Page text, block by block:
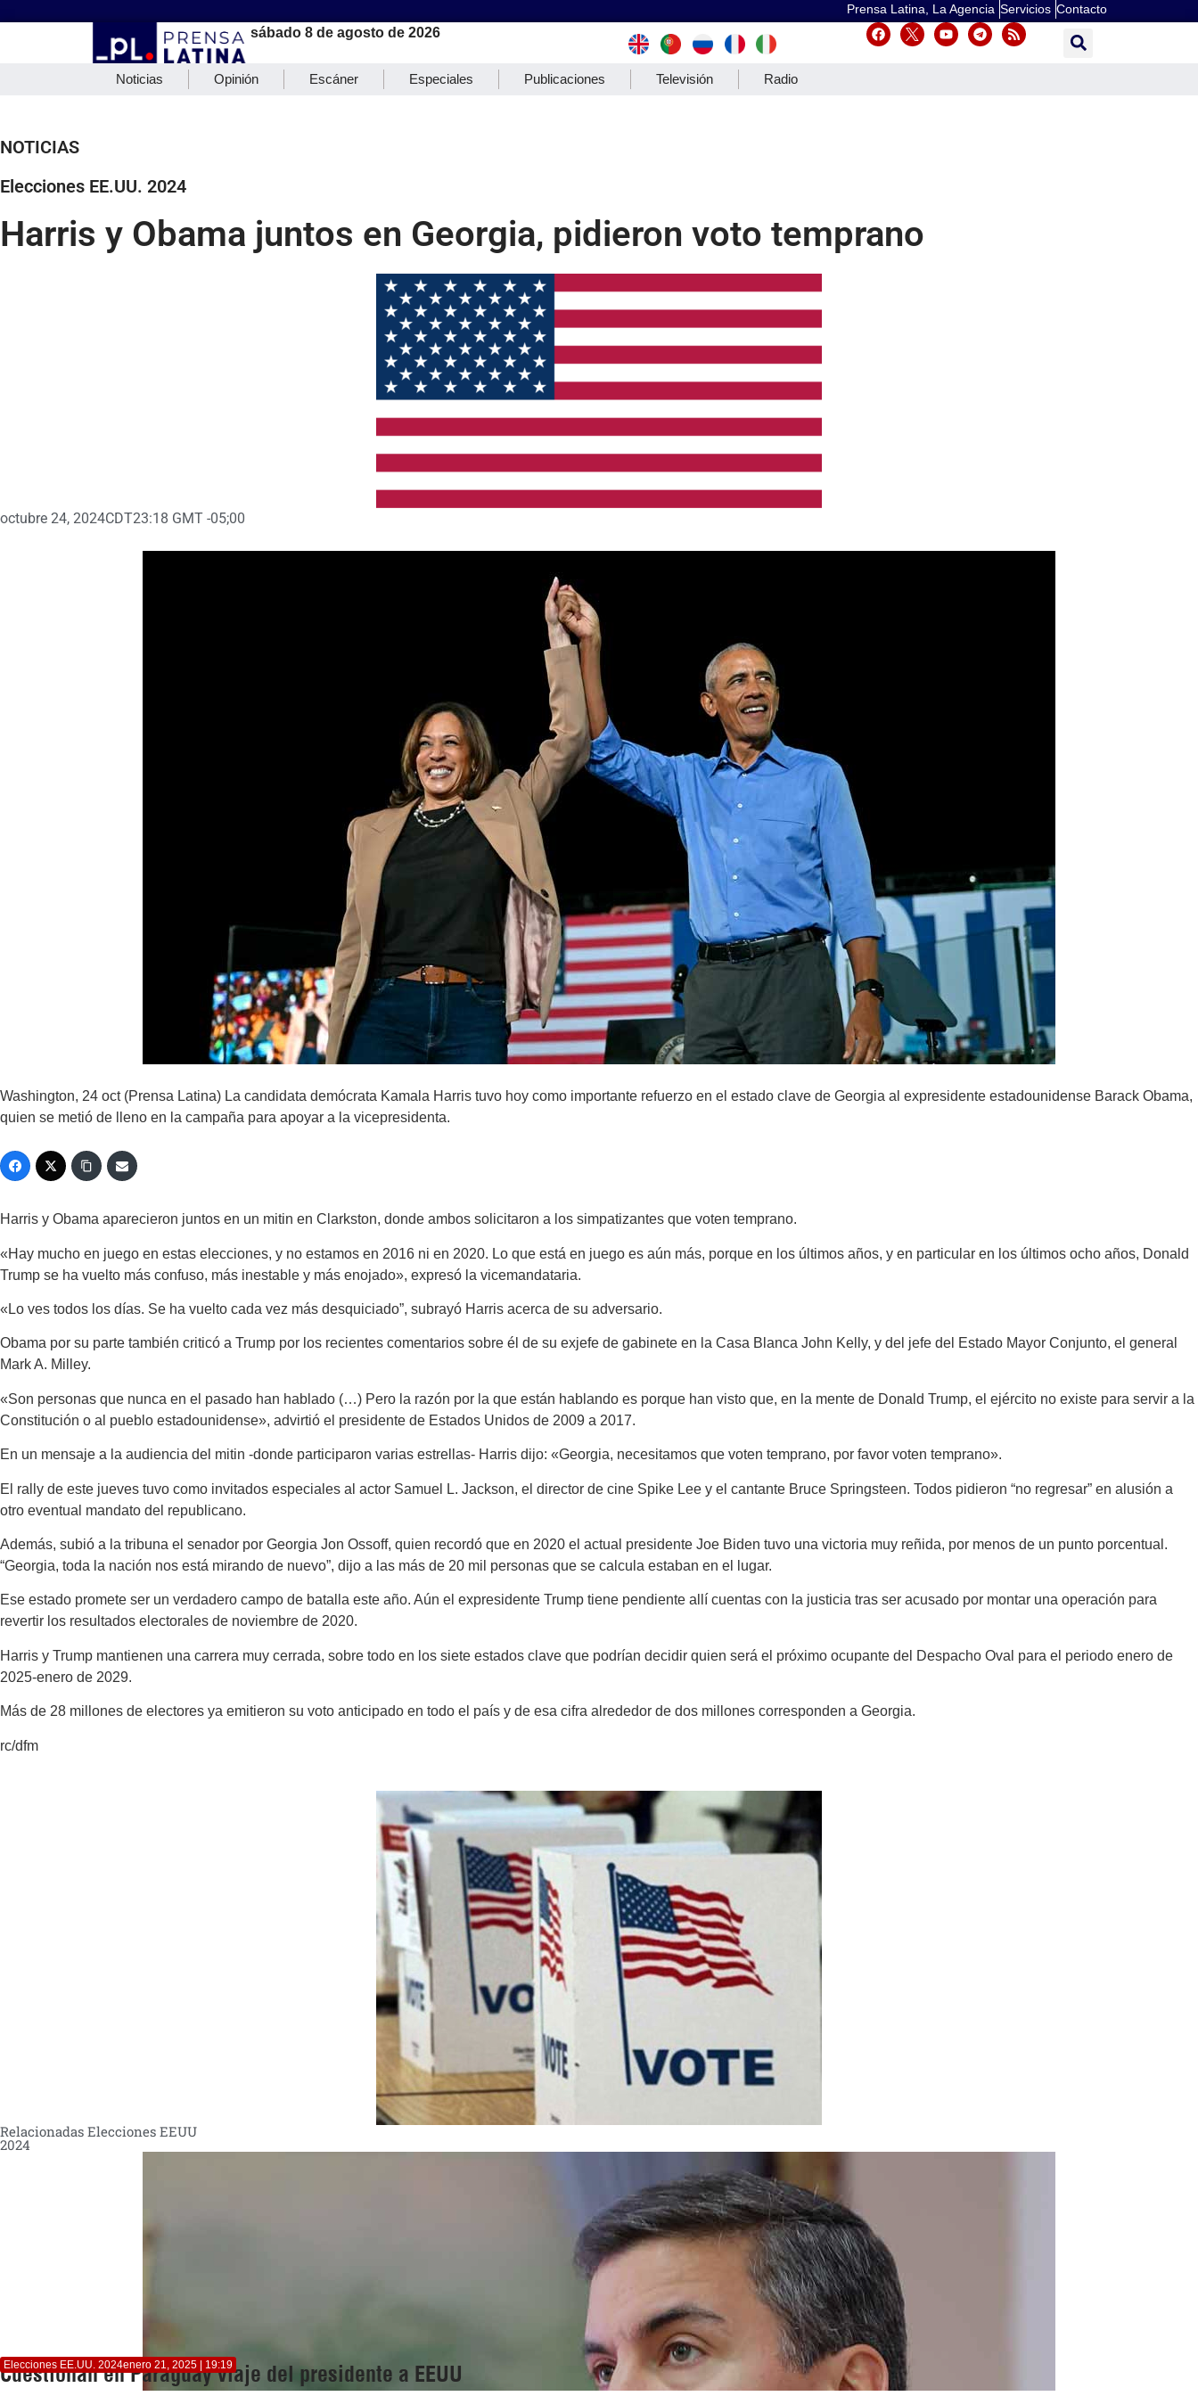
Prensa Latina, La Agencia Servicios Contacto
sábado 8 de agosto de 2026
Noticias Opinión Escáner Especiales Publicaciones Televisión Radio
NOTICIAS
Elecciones EE.UU. 2024
Harris y Obama juntos en Georgia, pidieron voto temprano
octubre 24, 2024CDT23:18 GMT -05;00
Washington, 24 oct (Prensa Latina) La candidata demócrata Kamala Harris tuvo hoy como importante refuerzo en el estado clave de Georgia al expresidente estadounidense Barack Obama,
quien se metió de lleno en la campaña para apoyar a la vicepresidenta.
Harris y Obama aparecieron juntos en un mitin en Clarkston, donde ambos solicitaron a los simpatizantes que voten temprano.
«Hay mucho en juego en estas elecciones, y no estamos en 2016 ni en 2020. Lo que está en juego es aún más, porque en los últimos años, y en particular en los últimos ocho años, Donald
Trump se ha vuelto más confuso, más inestable y más enojado», expresó la vicemandataria.
«Lo ves todos los días. Se ha vuelto cada vez más desquiciado”, subrayó Harris acerca de su adversario.
Obama por su parte también criticó a Trump por los recientes comentarios sobre él de su exjefe de gabinete en la Casa Blanca John Kelly, y del jefe del Estado Mayor Conjunto, el general
Mark A. Milley.
«Son personas que nunca en el pasado han hablado (…) Pero la razón por la que están hablando es porque han visto que, en la mente de Donald Trump, el ejército no existe para servir a la
Constitución o al pueblo estadounidense», advirtió el presidente de Estados Unidos de 2009 a 2017.
En un mensaje a la audiencia del mitin -donde participaron varias estrellas- Harris dijo: «Georgia, necesitamos que voten temprano, por favor voten temprano».
El rally de este jueves tuvo como invitados especiales al actor Samuel L. Jackson, el director de cine Spike Lee y el cantante Bruce Springsteen. Todos pidieron “no regresar” en alusión a
otro eventual mandato del republicano.
Además, subió a la tribuna el senador por Georgia Jon Ossoff, quien recordó que en 2020 el actual presidente Joe Biden tuvo una victoria muy reñida, por menos de un punto porcentual.
“Georgia, toda la nación nos está mirando de nuevo”, dijo a las más de 20 mil personas que se calcula estaban en el lugar.
Ese estado promete ser un verdadero campo de batalla este año. Aún el expresidente Trump tiene pendiente allí cuentas con la justicia tras ser acusado por montar una operación para
revertir los resultados electorales de noviembre de 2020.
Harris y Trump mantienen una carrera muy cerrada, sobre todo en los siete estados clave que podrían decidir quien será el próximo ocupante del Despacho Oval para el periodo enero de
2025-enero de 2029.
Más de 28 millones de electores ya emitieron su voto anticipado en todo el país y de esa cifra alrededor de dos millones corresponden a Georgia.
rc/dfm
Relacionadas Elecciones EEUU
2024
Elecciones EE.UU. 2024enero 21, 2025 | 19:19
Cuestionan en Paraguay viaje del presidente a EEUU